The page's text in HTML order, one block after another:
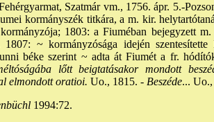
Szatmár vm., 1756. ápr. 5.-
kormányszék titkára, a m. kir.
1803: a Fiuméban bejegyzett
~ kormányzósága idején
béke szerint ~ adta át Fiumét a fr.
lőtt beigtatásakor mondott
elmondott oratioi. Uo., 1815. - Beszéde...
1994:72.